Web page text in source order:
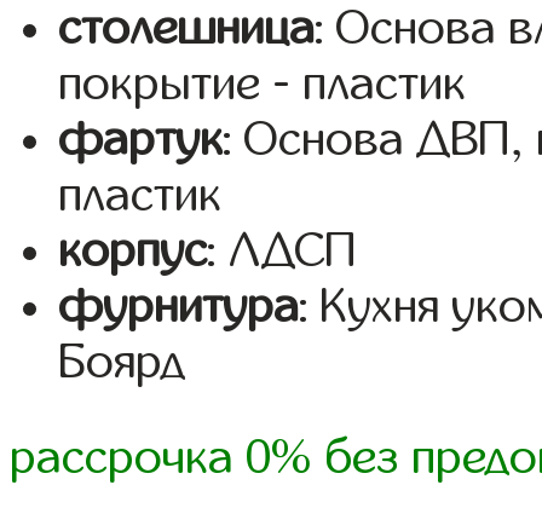
столешница: Основа
покрытие - пластик
фартук: Основа ДВП,
пластик
корпус: ЛДСП
фурнитура: Кухня
Боярд
рассрочка 0% без